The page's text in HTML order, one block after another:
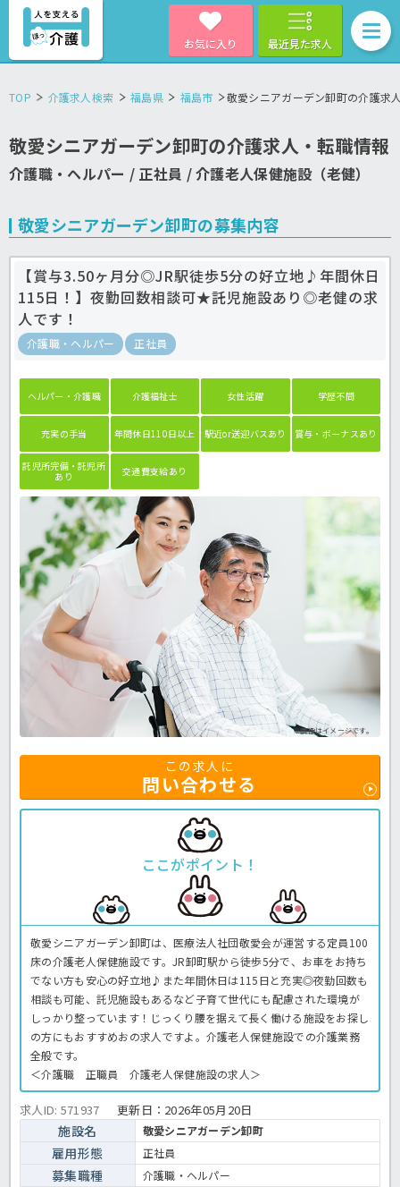
お気に入り 最近見た求人
TOP 介護求人検索 福島県 福島市 敬愛シニアガーデン卸町の介護求
敬愛シニアガーデン卸町の介護求人・転職情報
介護職・ヘルパー / 正社員 / 介護老人保健施設（老健）
敬愛シニアガーデン卸町の募集内容
【賞与3.50ヶ月分◎JR駅徒歩5分の好立地♪年間休日
115日！】夜勤回数相談可★託児施設あり◎老健の求
人です！
介護職・ヘルパー 正社員
ヘルパー・介護職 介護福祉士 女性活躍 学歴不問
充実の手当 年間休日110日以上 駅近or送迎バスあり 賞与・ボーナスあり
託児所完備・託児所
あり
交通費支給あり
※画像はイメージです。
この求人に
問い合わせる
ここがポイント！
敬愛シニアガーデン卸町は、医療法人社団敬愛会が運営する定員100
床の介護老人保健施設です。JR卸町駅から徒歩5分で、お車をお持ち
でない方も安心の好立地♪また年間休日は115日と充実◎夜勤回数も
相談も可能、託児施設もあるなど子育て世代にも配慮された環境が
しっかり整っています！じっくり腰を据えて長く働ける施設をお探し
の方にもおすすめおの求人ですよ。介護老人保健施設での介護業務
全般です。
＜介護職 正職員 介護老人保健施設の求人＞
求人ID: 571937 更新日： 2026年05月20日
施設名 敬愛シニアガーデン卸町
雇用形態 正社員
募集職種 介護職・ヘルパー